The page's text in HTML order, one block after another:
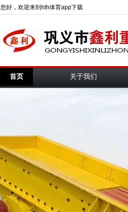
您好，欢迎来到hth体育app下载
首页 关于我们